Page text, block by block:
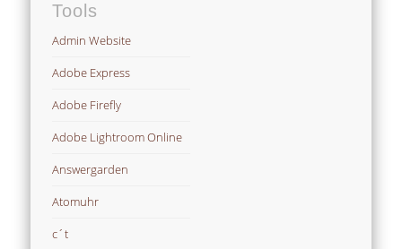
Tools
Admin Website
Adobe Express
Adobe Firefly
Adobe Lightroom Online
Answergarden
Atomuhr
c´t